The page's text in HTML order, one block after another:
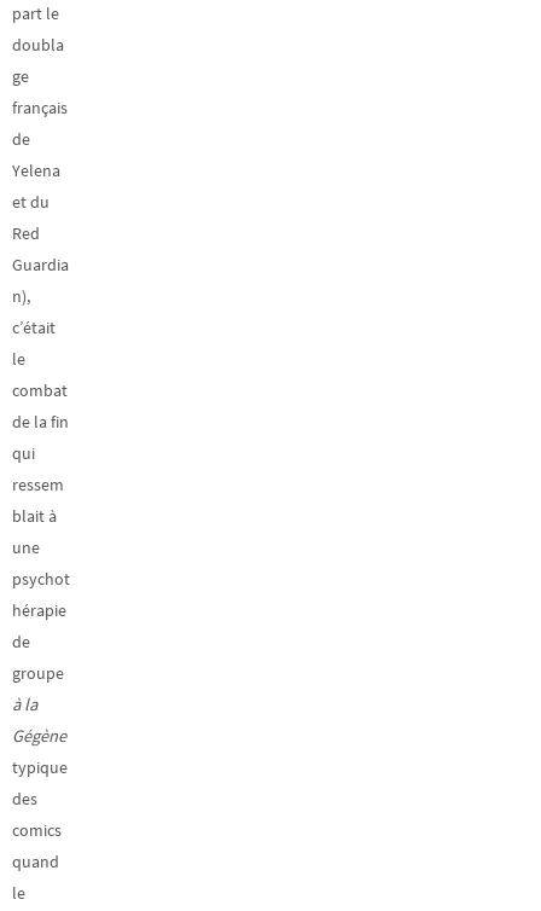
part le
doubla
ge
français
de
Yelena
et du
Red
Guardia
n),
c’était
le
combat
de la fin
qui
ressem
blait à
une
psychot
hérapie
de
groupe
à la
Gégène
typique
des
comics
quand
le